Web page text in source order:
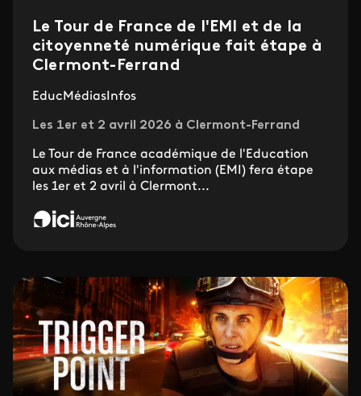
Le Tour de France de l'EMI et de la
citoyenneté numérique fait étape à
Clermont-Ferrand
EducMédiasInfos
Les 1er et 2 avril 2026 à Clermont-Ferrand
Le Tour de France académique de l'Education
aux médias et à l'information (EMI) fera étape
les 1er et 2 avril à Clermont...